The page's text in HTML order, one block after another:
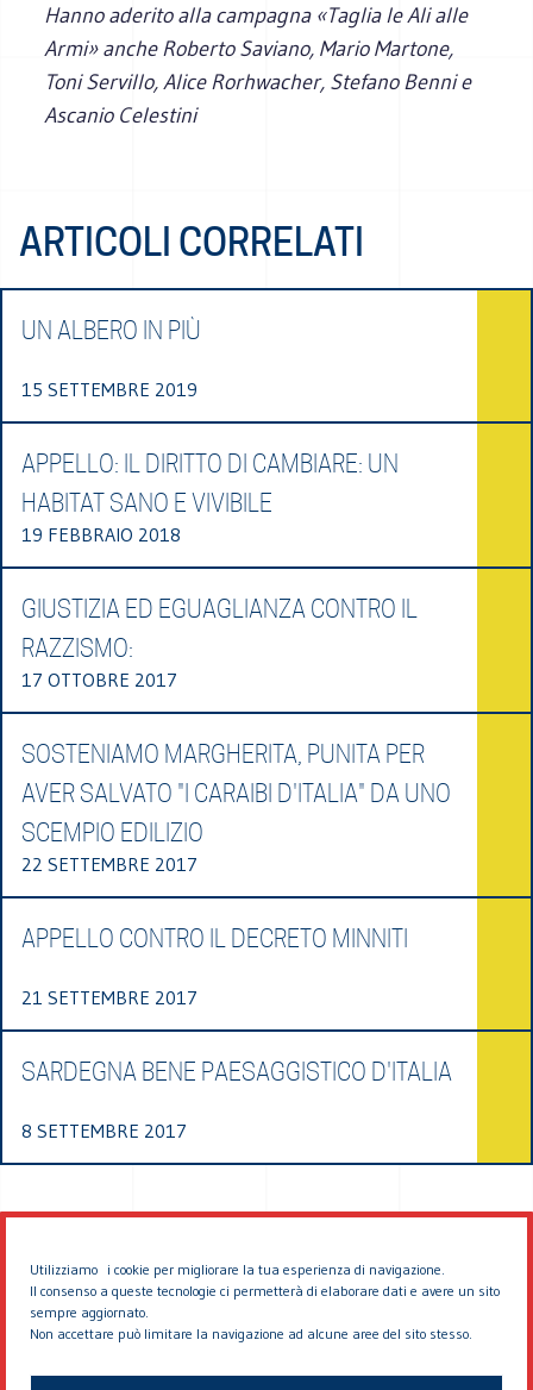
Utilizziamo i cookie per migliorare la tua esperienza di navigazione.
Il consenso a queste tecnologie ci permetterà di elaborare dati e avere un sito
sempre aggiornato.
Non accettare può limitare la navigazione ad alcune aree del sito stesso.
Hanno ade­rito alla cam­pa­gna «Taglia le Ali alle
Armi» anche Roberto Saviano, Mario Mar­tone,
Toni Ser­villo, Alice Rorh­wa­cher, Ste­fano Benni e
Asca­nio Celestini
ARTICOLI CORRELATI
UN ALBERO IN PIÙ
15 SETTEMBRE 2019
APPELLO: IL DIRITTO DI CAMBIARE: UN
HABITAT SANO E VIVIBILE
19 FEBBRAIO 2018
GIUSTIZIA ED EGUAGLIANZA CONTRO IL
RAZZISMO:
17 OTTOBRE 2017
SOSTENIAMO MARGHERITA, PUNITA PER
AVER SALVATO "I CARAIBI D'ITALIA" DA UNO
SCEMPIO EDILIZIO
22 SETTEMBRE 2017
APPELLO CONTRO IL DECRETO MINNITI
21 SETTEMBRE 2017
SARDEGNA BENE PAESAGGISTICO D'ITALIA
8 SETTEMBRE 2017
© 2026 EDDYBURG